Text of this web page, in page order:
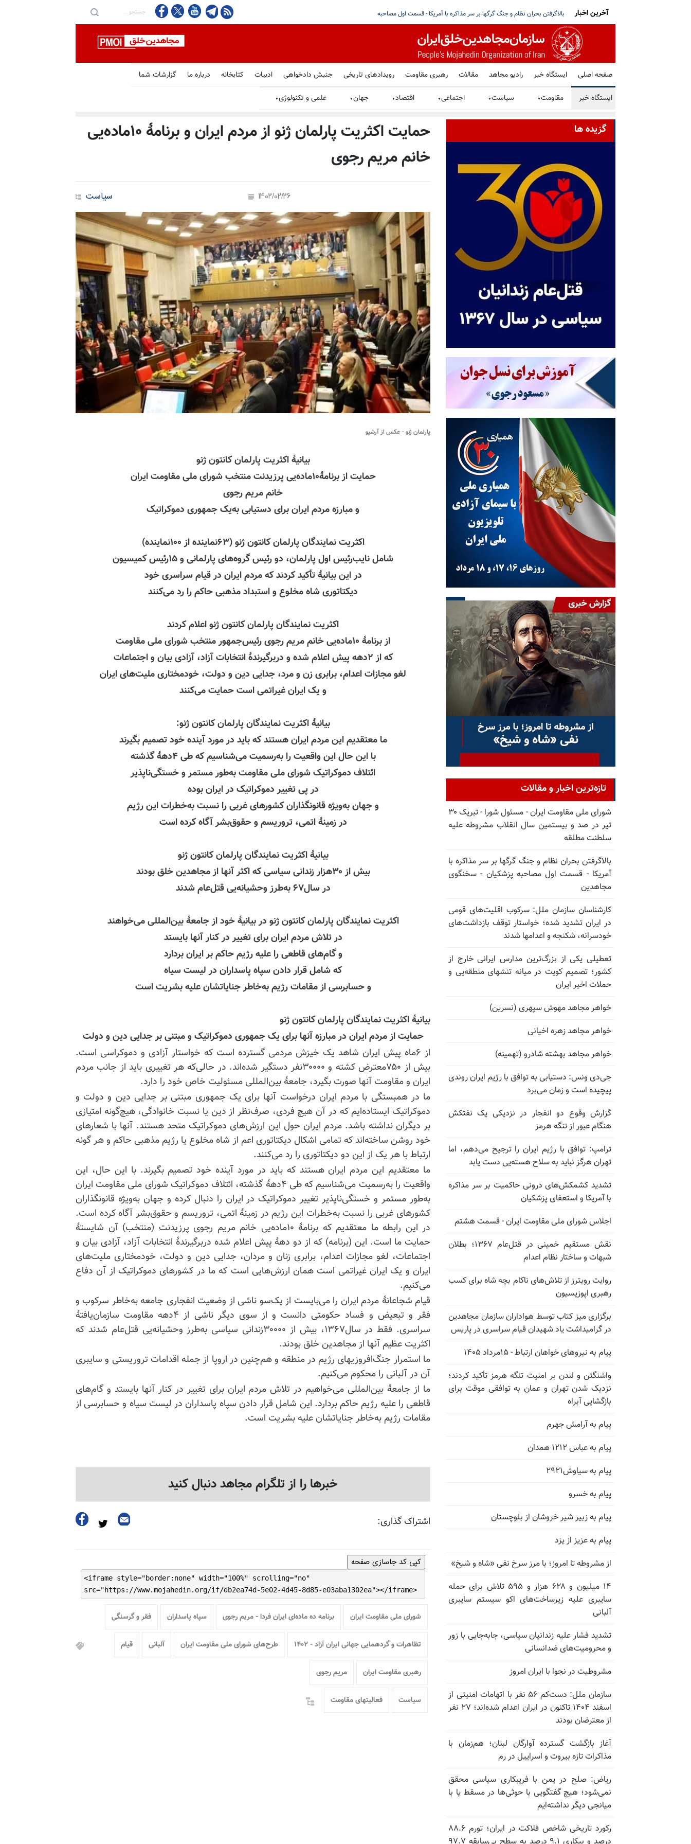
کارشناسان سازمان ملل: سرکوب اقلیت‌های قومی در ایران تشدید شده؛ خواستار توقف بازداشت‌های خودسرانه، شکنجه کشور؛ تصمیم کویت در میانه تنشهای منطقه‌یی
آخرین اخبار
صفحه اصلی ایستگاه خبر رادیو مجاهد مقالات رهبری مقاومت رویدادهای تاریخی جنبش دادخواهی ادبیات کتابخانه درباره ما گزارشات شما
ایستگاه خبر مقاومت▼ سیاست▼ اجتماعی▼ اقتصاد▼ جهان▼ علمی و تکنولوژی▼
حمایت اکثریت پارلمان ژنو از مردم ایران و برنامهٔ ۱۰ماده‌یی
خانم مریم رجوی
سیاست 1402/02/26
پارلمان ژنو - عکس از آرشیو
بیانیهٔ اکثریت پارلمانکانتونژنو
حمایت از برنامهٔ۱۰ماده‌یی پرزیدنت منتخب شورای ملی مقاومت ایران
خانم مریم رجوی
و مبارزه مردم ایران برای دستیابی به‌یک جمهوری دموکراتیک
اکثریت نمایندگان پارلمانکانتونژنو (۶۳نماینده از ۱۰۰نماینده)
شامل نایب‌رئیس اول پارلمان، دو رئیس گروه‌های پارلمانی و ۱۵رئیس کمیسیون
در این بیانیهٔ تأکید کردند که مردم ایران در قیام سراسری خود
دیکتاتوری شاه مخلوع و استبداد مذهبی حاکم را رد می‌کنند
اکثریت نمایندگان پارلمانکانتونژنو اعلام کردند
از برنامهٔ ۱۰ماده‌یی خانم مریم رجوی رئیس‌جمهور منتخب شورای ملی مقاومت
که از ۲دهه پیش اعلام شده و دربرگیرندهٔ انتخابات آزاد، آزادی بیان و اجتماعات
لغو مجازات اعدام، برابری زن و مرد، جدایی دین و دولت، خودمختاری ملیت‌های ایران
و یک ایران غیراتمی است حمایت می‌کنند
بیانیهٔ اکثریت نمایندگان پارلمانکانتونژنو:
ما معتقدیم این مردم ایران هستند که باید در مورد آینده خود تصمیم بگیرند
با این حال این واقعیت را به‌رسمیت می‌شناسیم که طی ۴دههٔ گذشته
ائتلاف دموکراتیک شورای ملی مقاومت به‌طور مستمر و خستگی‌ناپذیر
در پی تغییر دموکراتیک در ایران بوده
و جهان به‌ویژه قانونگذاران کشورهای غربی را نسبت به‌خطرات این رژیم
در زمینهٔ اتمی، تروریسم و حقوق‌بشر آگاه کرده است
بیانیهٔ اکثریت نمایندگان پارلمانکانتونژنو
بیش از ۳۰هزار زندانی سیاسی که اکثر آنها از مجاهدین خلق بودند
در سال۶۷ به‌طرز وحشیانه‌یی قتل‌عام شدند
اکثریت نمایندگان پارلمانکانتونژنو در بیانیهٔ خود از جامعهٔ بین‌المللی می‌خواهند
در تلاش مردم ایران برای تغییر در کنار آنها بایستد
و گام‌های قاطعی را علیه رژیم حاکم بر ایران بردارد
که شامل قرار دادن سپاه پاسداران در لیست سیاه
و حسابرسی از مقامات رژیم به‌خاطر جنایاتشان علیه بشریت است
بیانیهٔ اکثریت نمایندگان پارلمانکانتونژنو
حمایت از مردم ایران در مبارزه آنها برای یک جمهوری دموکراتیک و مبتنی بر جدایی دین و دولت
از ۶ماه پیش ایران شاهد یک خیزش مردمی گسترده است که خواستار آزادی و دموکراسی است.
بیش از ۷۵۰معترض کشته و ۳۰۰۰۰نفر دستگیر شده‌اند. در حالی‌که هر تغییری باید از جانب مردم
ایران و مقاومت آنها صورت بگیرد، جامعهٔ بین‌المللی مسئولیت خاص خود را دارد.
ما در همبستگی با مردم ایران درخواست آنها برای یک جمهوری مبتنی بر جدایی دین و دولت و
دموکراتیک ایستاده‌ایم که در آن هیچ فردی، صرف‌نظر از دین یا نسبت خانوادگی، هیچ‌گونه امتیازی
بر دیگران نداشته باشد. مردم ایران حول این ارزش‌های دموکراتیک متحد هستند. آنها با شعارهای
خود روشن ساخته‌اند که تمامی اشکال دیکتاتوری اعم از شاه مخلوع یا رژیم مذهبی حاکم و هر گونه
ارتباط با هر یک از این دو دیکتاتوری را رد می‌کنند.
ما معتقدیم این مردم ایران هستند که باید در مورد آینده خود تصمیم بگیرند. با این حال، این
واقعیت را به‌رسمیت می‌شناسیم که طی ۴دههٔ گذشته، ائتلاف دموکراتیک شورای ملی مقاومت ایران
به‌طور مستمر و خستگی‌ناپذیر تغییر دموکراتیک در ایران را دنبال کرده و جهان به‌ویژه قانونگذاران
کشورهای غربی را نسبت به‌خطرات این رژیم در زمینهٔ اتمی، تروریسم و حقوق‌بشر آگاه کرده است.
در این رابطه ما معتقدیم که برنامهٔ ۱۰ماده‌یی خانم مریم رجوی پرزیدنت (منتخب) آن شایستهٔ
حمایت ما است. این (برنامه) که از دو دههٔ پیش اعلام شده دربرگیرندهٔ انتخابات آزاد، آزادی بیان و
اجتماعات، لغو مجازات اعدام، برابری زنان و مردان، جدایی دین و دولت، خودمختاری ملیت‌های
ایران و یک ایران غیراتمی است همان ارزش‌هایی است که ما در کشورهای دموکراتیک از آن دفاع
می‌کنیم.
قیام شجاعانهٔ مردم ایران را می‌بایست از یک‌سو ناشی از وضعیت انفجاری جامعه به‌خاطر سرکوب و
فقر و تبعیض و فساد حکومتی دانست و از سوی دیگر ناشی از ۴دهه مقاومت سازمان‌یافتهٔ
سراسری. فقط در سال۱۳۶۷، بیش از ۳۰۰۰۰زندانی سیاسی به‌طرز وحشیانه‌یی قتل‌عام شدند که
اکثریت عظیم آنها از مجاهدین خلق بودند.
ما استمرار جنگ‌افروزیهای رژیم در منطقه و هم‌چنین در اروپا از جمله اقدامات تروریستی و سایبری
آن در آلبانی را محکوم می‌کنیم.
ما از جامعهٔ بین‌المللی می‌خواهیم در تلاش مردم ایران برای تغییر در کنار آنها بایستد و گام‌های
قاطعی را علیه رژیم حاکم بردارد. این شامل قرار دادن سپاه پاسداران در لیست سیاه و حسابرسی از
مقامات رژیم به‌خاطر جنایاتشان علیه بشریت است.
خبرها را از تلگرام مجاهد دنبال کنید
اشتراک گذاری:
کپی کد جاسازی صفحه
<iframe style="border:none" width="100%" scrolling="no"
src="https://www.mojahedin.org/if/db2ea74d-5e02-4d45-8d85-e03aba1302ea"></iframe>
شورای ملی مقاومت ایران برنامه ده ماده‌ای ایران فردا - مریم رجوی سپاه پاسداران فقر و گرسنگی
تظاهرات و گردهمایی جهانی ایران آزاد - ۱۴۰۲ طرح‌های شورای ملی مقاومت ایران آلبانی قیام
رهبری مقاومت ایران مریم رجوی
سیاست فعالیتهای مقاومت
گزیده ها
تازه‌ترین اخبار و مقالات
شورای ملی مقاومت ایران - مسئول شورا - تبریک ۳۰
تیر در صد و بیستمین سال انقلاب مشروطه علیه
سلطنت مطلقه
بالا‌گرفتن بحران نظام و جنگ گرگها بر سر مذاکره با
آمریکا - قسمت اول مصاحبه پزشکیان - سخنگوی
مجاهدین
کارشناسان سازمان ملل: سرکوب اقلیت‌های قومی
در ایران تشدید شده؛ خواستار توقف بازداشت‌های
خودسرانه، شکنجه و اعدامها شدند
تعطیلی یکی از بزرگ‌ترین مدارس ایرانی خارج از
کشور؛ تصمیم کویت در میانه تنشهای منطقه‌یی و
حملات اخیر ایران
خواهر مجاهد مهوش سپهری (نسرین)
خواهر مجاهد زهره اخیانی
خواهر مجاهد بهشته شادرو (تهمینه)
جی‌دی ونس: دستیابی به توافق با رژیم ایران روندی
پیچیده است و زمان می‌برد
گزارش وقوع دو انفجار در نزدیکی یک نفتکش
هنگام عبور از تنگه هرمز
ترامپ: توافق با رژیم ایران را ترجیح می‌دهم، اما
تهران هرگز نباید به سلاح هسته‌یی دست یابد
تشدید کشمکش‌های درونی حاکمیت بر سر مذاکره
با آمریکا و استعفای پزشکیان
اجلاس شورای ملی مقاومت ایران - قسمت هشتم
نقش مستقیم خمینی در قتل‌عام ۱۳۶۷؛ بطلان
شبهات و ساختار نظام اعدام
روایت رویترز از تلاش‌های ناکام بچه شاه برای کسب
رهبری اپوزیسیون
برگزاری میز کتاب توسط هواداران سازمان مجاهدین
در گرامیداشت یاد شهیدان قیام سراسری در پاریس
پیام به نیروهای خواهان ارتباط - ۱۵مرداد ۱۴۰۵
واشنگتن و لندن بر امنیت تنگه هرمز تأکید کردند؛
نزدیک شدن تهران و عمان به توافقی موقت برای
بازگشایی آبراه
پیام به آرامش جهرم
پیام به عباس ۱۲۱۲ همدان
پیام به سیاوش۲۹۲۱
پیام به خسرو
پیام به زبیر شیر خروشان از بلوچستان
پیام به عزیز از یزد
از مشروطه تا امروز؛ با مرز سرخ نفی «شاه و شیخ»
۱۴ میلیون و ۶۲۸ هزار و ۵۹۵ تلاش برای حمله
سایبری علیه زیرساخت‌های اکو سیستم سایبری
آلبانی
تشدید فشار علیه زندانیان سیاسی، جابه‌جایی با زور
و محرومیت‌های ضدانسانی
مشروطیت در نجوا با ایران امروز
سازمان ملل: دست‌کم ۵۶ نفر با اتهامات امنیتی از
اسفند ۱۴۰۴ تاکنون در ایران اعدام شده‌اند؛ ۲۷ نفر
از معترضان بودند
آغاز بازگشت گسترده آوارگان لبنان؛ هم‌زمان با
مذاکرات تازه بیروت و اسراییل در رم
ریاض: صلح در یمن با فریبکاری سیاسی محقق
نمی‌شود؛ هیچ گفتگویی با حوثی‌ها در مسقط یا با
میانجی دیگر نداشته‌ایم
رکورد تاریخی شاخص فلاکت در ایران؛ تورم ۸۸.۶